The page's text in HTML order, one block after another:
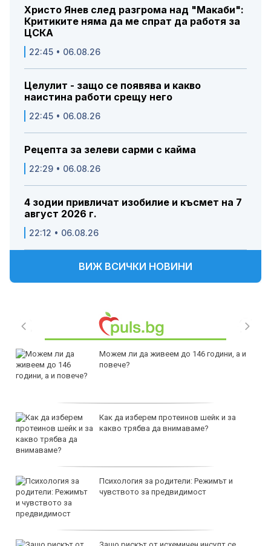
Христо Янев след разгрома над "Макаби":
Критиките няма да ме спрат да работя за
ЦСКА
22:45 • 06.08.26
Целулит - защо се появява и какво
наистина работи срещу него
22:45 • 06.08.26
Рецепта за зелеви сарми с кайма
22:29 • 06.08.26
4 зодии привличат изобилие и късмет на 7
август 2026 г.
22:12 • 06.08.26
ВИЖ ВСИЧКИ НОВИНИ
Можем ли да живеем до 146 години, а и
повече?
Как да изберем протеинов шейк и за
какво трябва да внимаваме?
Психология за родители: Режимът и
чувството за предвидимост